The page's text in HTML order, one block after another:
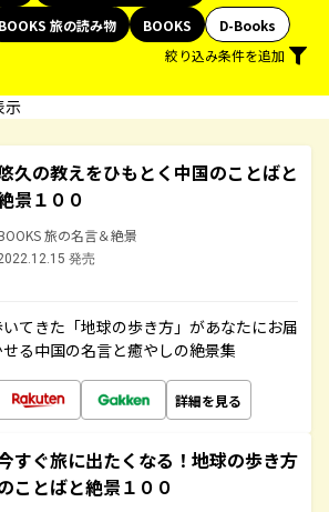
BOOKS 旅の読み物 BOOKS
D-Books
絞り込み条件を追加
示
久の教えをひもとく中国のことばと
景１００
旅の名言＆絶景
発売
てきた「地球の歩き方」があなたにお届
る中国の名言と癒やしの絶景集
詳細を見る
すぐ旅に出たくなる！地球の歩き方
ことばと絶景１００